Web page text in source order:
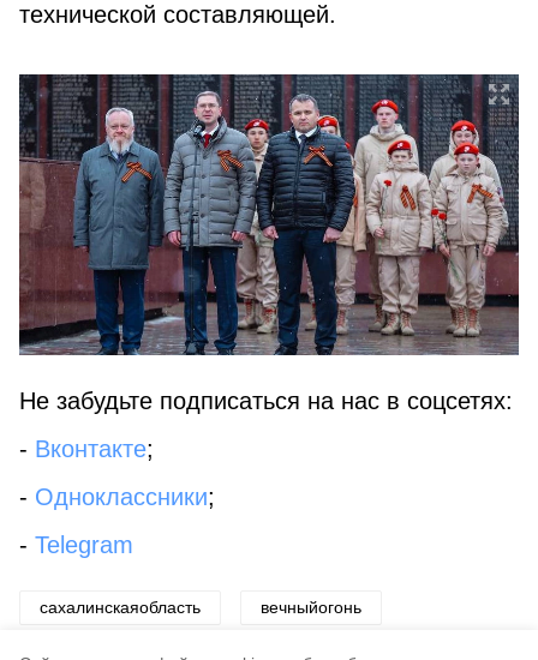
технической составляющей.
Не забудьте подписаться на нас в соцсетях:
- Вконтакте;
- Одноклассники;
- Telegram
сахалинскаяобласть вечныйогонь